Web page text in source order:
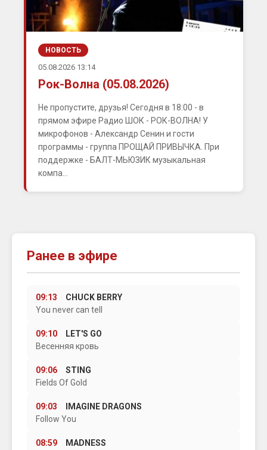
НОВОСТЬ
05.08.2026 13:14
Рок-Волна (05.08.2026)
Не пропустите, друзья! Сегодня в 18:00 - в
прямом эфире Радио ШОК - РОК-ВОЛНА! У
микрофонов - Александр Сенин и гости
программы - группа ПРОЩАЙ ПРИВЫЧКА. При
поддержке - БАЛТ-МЬЮЗИК музыкальная
компа...
Ранее в эфире
09:13
CHUCK BERRY
You never can tell
09:10
LET'S GO
Весенняя кровь
09:06
STING
Fields Of Gold
09:03
IMAGINE DRAGONS
Follow You
08:59 MADNESS